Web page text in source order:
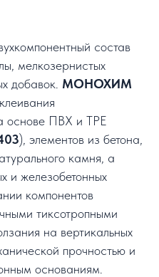
состав
мелкозернистых
добавок. МОНОХИМ
основе ПВХ и ТРЕ
), элементов из бетона,
камня, а
и железобетонных
компонентов
тиксотропными
на вертикальных
прочностью и
основаниям.